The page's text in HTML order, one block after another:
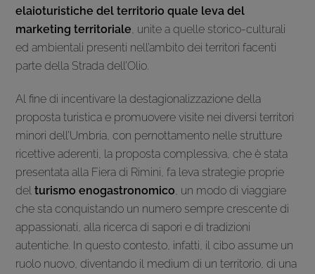
elaioturistiche del territorio quale leva del
marketing territoriale , unite a quelle storico-culturali
ed ambientali presenti nell’ambito dei territori facenti
parte della Strada dell’Olio.
Al fine di incentivare la destagionalizzazione della
proposta turistica e promuovere visite nei diversi territori
minori dell’Umbria, con pernottamento nelle strutture
ricettive aderenti, la proposta complessiva, che è stata
presentata alla Fiera di Rimini, fa leva strategie proprie
delturismo enogastronomico , un modo di viaggiare
che sta conquistando un numero sempre crescente di
appassionati, alla ricerca di sapori e di tradizioni
autentiche. In questo contesto, infatti, il cibo assume un
ruolo nuovo, diventando il medium di un territorio, di una